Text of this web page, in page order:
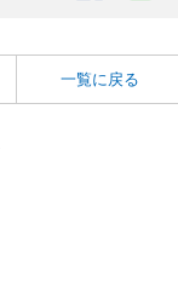
一覧に戻る